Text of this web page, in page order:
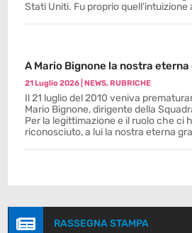
Stati Uniti. Fu proprio
A Mario Bignone la nostra
21 Luglio 2026 |NEWS,RUBRICHE
Il 21 luglio del 2010 veniva
Mario Bignone, dirigente della
Per la legittimazione e il ruolo che ci
riconosciuto, a lui la nostra eterna
 RASSEGNA STAMPA